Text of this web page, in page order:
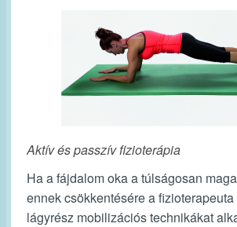
Aktív és passzív fizioterápia
Ha a fájdalom oka a túlságosan
ennek csökkentésére a
lágyrész mobilizációs technikákat